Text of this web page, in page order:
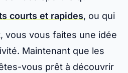
courts et rapides, ou qui
vous vous faites une idée
Maintenant que les
vous prêt à découvrir